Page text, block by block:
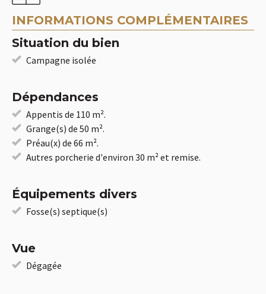
INFORMATIONS COMPLÉMENTAIRES
Situation du bien
Campagne isolée
Dépendances
Appentis de 110 m².
Grange(s) de 50 m².
Préau(x) de 66 m².
Autres porcherie d'environ 30 m² et remise.
Équipements divers
Fosse(s) septique(s)
Vue
Dégagée